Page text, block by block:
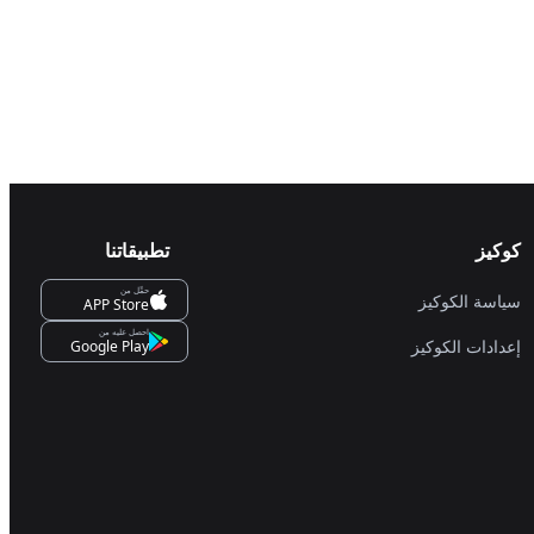
بالبنزين،
كلي
كوكيز
سياسة الكوكيز
إعدادات الكوكيز
تطبيقاتنا
حمِّل من
APP Store
احصل عليه من
Google Play